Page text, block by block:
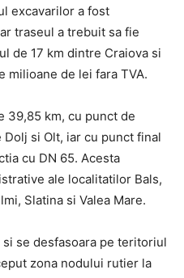
excavarilor a fost
traseul a trebuit sa fie
de 17 km dintre Craiova si
milioane de lei fara TVA.
39,85 km, cu punct de
si Olt, iar cu punct final
cu DN 65. Acesta
ale localitatilor Bals,
Slatina si Valea Mare.
si se desfasoara pe teritoriul
zona nodului rutier la